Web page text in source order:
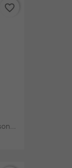
favorite_border